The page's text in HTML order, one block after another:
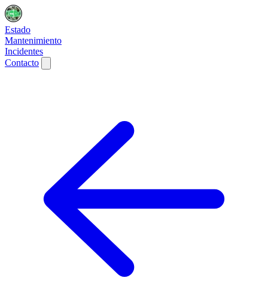
Estado
Mantenimiento
Incidentes
Contacto